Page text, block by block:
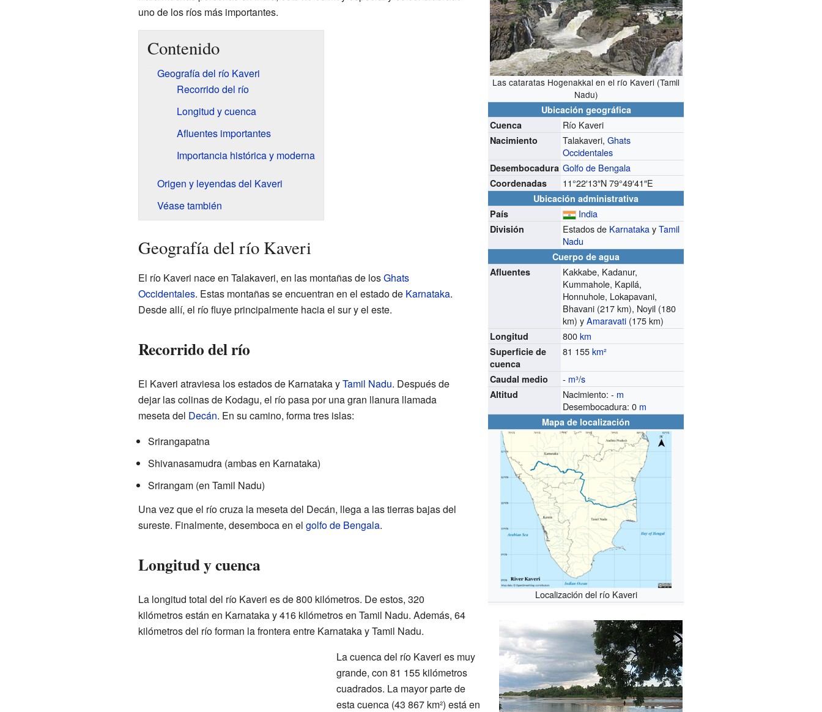
Las cataratas Hogenakkal en el río Kaveri (Tamil
Nadu)
Ubicación geográfica
Cuenca
Río Kaveri
Nacimiento Talakaveri,Ghats
Occidentales
Desembocadura Golfo de Bengala
Coordenadas 11°22′13″N 79°49′41″E
Ubicación administrativa
País
India
División Estados de KarnatakayTamil
Nadu
Cuerpo de agua
Afluentes
Kakkabe, Kadanur,
Kummahole, Kapilá,
Honnuhole, Lokapavani,
Bhavani (217 km), Noyil (180
km) yAmaravati (175 km)
Longitud 800km
Superficie de
cuenca
81 155km²
Caudal medio - m³/s
Altitud Nacimiento: - m
Desembocadura: 0 m
Mapa de localización
Localización del río Kaveri
uno de los ríos más importantes.
Contenido
Geografía del río Kaveri
Recorrido del río
Longitud y cuenca
Afluentes importantes
Importancia histórica y moderna
Origen y leyendas del Kaveri
Véase también
Geografía del río Kaveri
El río Kaveri nace en Talakaveri, en las montañas de losGhats
Occidentales. Estas montañas se encuentran en el estado de Karnataka.
Desde allí, el río fluye principalmente hacia el sur y el este.
Recorrido del río
El Kaveri atraviesa los estados de Karnataka yTamil Nadu. Después de
dejar las colinas de Kodagu, el río pasa por una gran llanura llamada
meseta del Decán. En su camino, forma tres islas:
Srirangapatna
Shivanasamudra (ambas en Karnataka)
Srirangam (en Tamil Nadu)
Una vez que el río cruza la meseta del Decán, llega a las tierras bajas del
sureste. Finalmente, desemboca en el golfo de Bengala.
Longitud y cuenca
La longitud total del río Kaveri es de 800 kilómetros. De estos, 320
kilómetros están en Karnataka y 416 kilómetros en Tamil Nadu. Además, 64
kilómetros del río forman la frontera entre Karnataka y Tamil Nadu.
La cuenca del río Kaveri es muy
grande, con 81 155 kilómetros
cuadrados. La mayor parte de
esta cuenca (43 867 km²) está en